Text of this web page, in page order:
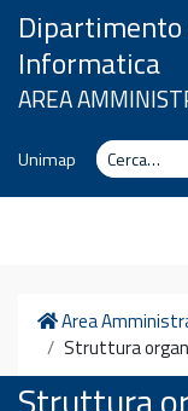
Vai al contenuto
Dipartimento
Informatica
AREA
Unimap Cerca
Home
Area
Struttura